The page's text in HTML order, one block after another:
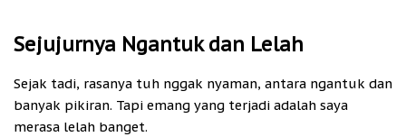
Sejujurnya Ngantuk dan Lelah
Sejak tadi, rasanya tuh nggak nyaman, antara ngantuk dan
banyak pikiran. Tapi emang yang terjadi adalah saya
merasa lelah banget.